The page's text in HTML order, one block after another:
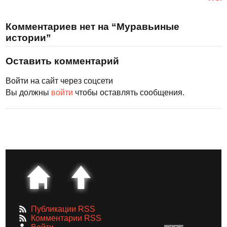
Комментариев нет на “Муравьиные
истории”
Оставить комментарий
Войти на сайт через соцсети
Вы должны войти чтобы оставлять сообщения.
Публикации RSS
Комментарии RSS